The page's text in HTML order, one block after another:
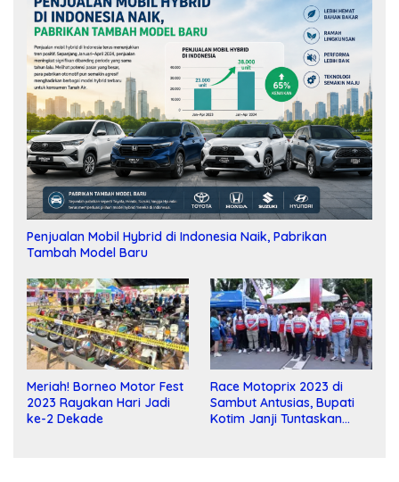
Penjualan Mobil Hybrid di Indonesia Naik, Pabrikan
Tambah Model Baru
Meriah! Borneo Motor Fest
2023 Rayakan Hari Jadi
ke-2 Dekade
Race Motoprix 2023 di
Sambut Antusias, Bupati
Kotim Janji Tuntaskan